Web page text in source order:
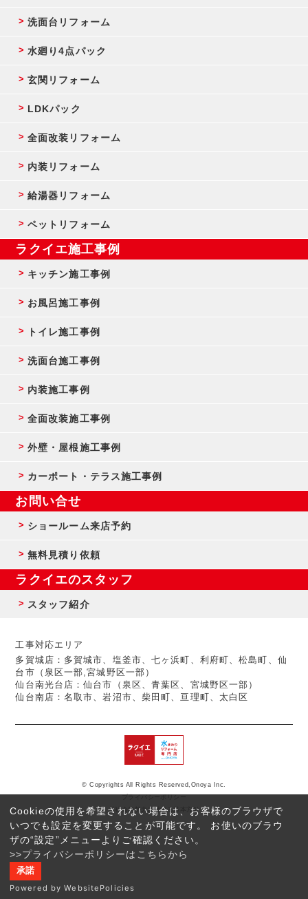
Cookieの使用を希望されない場合は、お客様のブラウザで
いつでも設定を変更することが可能です。 お使いのブラウ
ザの“設定”メニューよりご確認ください。
>>プライバシーポリシーはこちらから
承諾
Powered by WebsitePolicies
反社会的勢力に対する基本方針
© Copyrights All Rights Reserved,Onoya Inc.
洗面台リフォーム
水廻り4点パック
玄関リフォーム
LDKパック
全面改装リフォーム
内装リフォーム
給湯器リフォーム
ペットリフォーム
ラクイエ施工事例
キッチン施工事例
お風呂施工事例
トイレ施工事例
洗面台施工事例
内装施工事例
全面改装施工事例
外壁・屋根施工事例
カーポート・テラス施工事例
お問い合せ
ショールーム来店予約
無料見積り依頼
ラクイエのスタッフ
スタッフ紹介
工事対応エリア
多賀城店：多賀城市、塩釜市、七ヶ浜町、利府町、松島町、仙
台市（泉区一部,宮城野区一部）
仙台南光台店：仙台市（泉区、青葉区、宮城野区一部）
仙台南店：名取市、岩沼市、柴田町、亘理町、太白区